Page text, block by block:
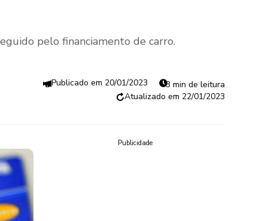
pelo financiamento de carro.
20/01/2023
3 min de leitura
22/01/2023
Publicidade